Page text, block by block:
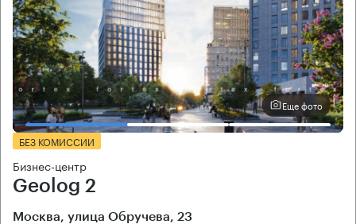
Еще фото
БЕЗ КОМИССИИ
Бизнес-центр
Geolog 2
Москва, улица Обручева, 23